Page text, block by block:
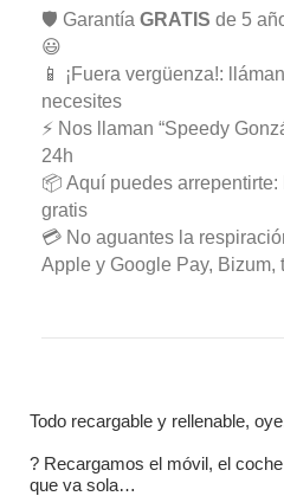
🛡️ Garantía GRATIS de 5
😃
📱 ¡Fuera vergüenza!:
necesites
⚡ Nos llaman “Speedy
24h
📦 Aquí puedes
gratis
💳 No aguantes la
Apple y Google Pay, Bizum,
Todo recargable y rellenable,
? Recargamos el móvil, el
que va sola…